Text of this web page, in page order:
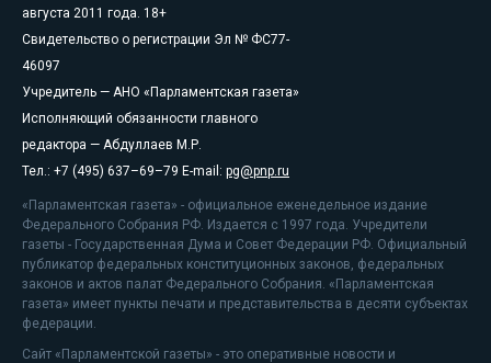
августа 2011 года. 18+
Свидетельство о регистрации Эл № ФС77-
46097
Учредитель — АНО «Парламентская газета»
Исполняющий обязанности главного
редактора — Абдуллаев М.Р.
Тел.: +7 (495) 637–69–79 E-mail: pg@pnp.ru
«Парламентская газета» - официальное еженедельное издание
Федерального Собрания РФ. Издается с 1997 года. Учредители
газеты - Государственная Дума и Совет Федерации РФ. Официальный
публикатор федеральных конституционных законов, федеральных
законов и актов палат Федерального Собрания. «Парламентская
газета» имеет пункты печати и представительства в десяти субъектах
федерации.
Сайт «Парламентской газеты» - это оперативные новости и